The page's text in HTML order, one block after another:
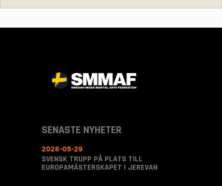
SENASTE NYHETER
SVENSK TRUPP PÅ PLATS TILL
EUROPAMÄSTERSKAPET I JEREVAN
2026-05-29